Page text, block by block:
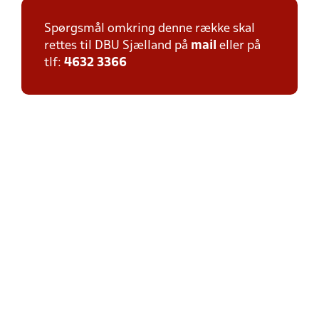
Spørgsmål omkring denne række skal
rettes til DBU Sjælland på mail eller på
tlf: 4632 3366